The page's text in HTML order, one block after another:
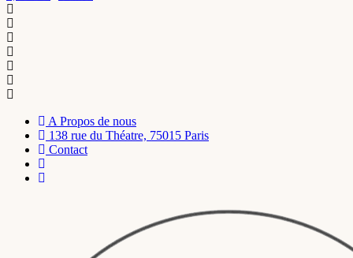
A Propos de nous
138 rue du Théatre, 75015 Paris
Contact